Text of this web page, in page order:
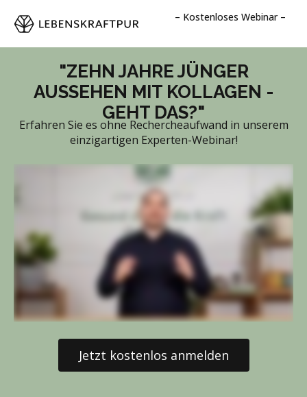
– Kostenloses Webinar –
"ZEHN JAHRE JÜNGER
AUSSEHEN MIT KOLLAGEN -
GEHT DAS?"
Erfahren Sie es ohne Rechercheaufwand in unserem
einzigartigen Experten-Webinar!
Jetzt kostenlos anmelden